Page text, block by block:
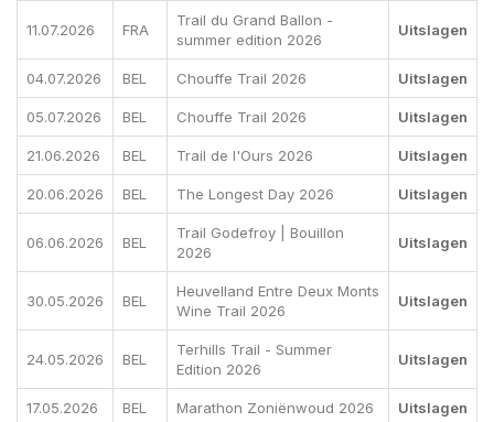
11.07.2026 FRA
Trail du Grand Ballon -
summer edition 2026
Uitslagen
04.07.2026 BEL Chouffe Trail 2026 Uitslagen
05.07.2026 BEL Chouffe Trail 2026 Uitslagen
21.06.2026 BEL Trail de l'Ours 2026 Uitslagen
20.06.2026 BEL The Longest Day 2026 Uitslagen
06.06.2026 BEL
Trail Godefroy | Bouillon
2026
Uitslagen
30.05.2026 BEL
Heuvelland Entre Deux Monts
Wine Trail 2026
Uitslagen
24.05.2026 BEL
Terhills Trail - Summer
Edition 2026
Uitslagen
17.05.2026 BEL Marathon Zoniënwoud 2026 Uitslagen